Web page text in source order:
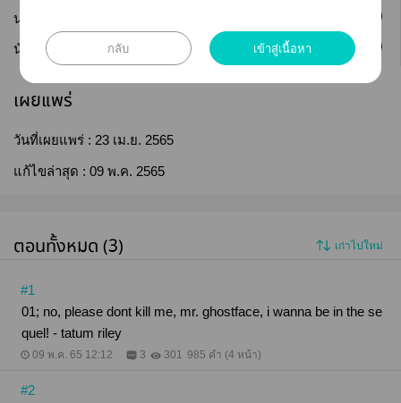
นามปากกา :
นักเขียน : sallypzo ติดตาม
เผยแพร่
วันที่เผยแพร่ : 23 เม.ย. 2565
แก้ไขล่าสุด : 09 พ.ค. 2565
ตอนทั้งหมด (3) เก่าไปใหม่
#1
01; no, please dont kill me, mr. ghostface, i wanna be in the se
quel! - tatum riley
09 พ.ค. 65 12:12 3 301 985 คำ (4 หน้า)
#2
กลับ เข้าสู่เนื้อหา